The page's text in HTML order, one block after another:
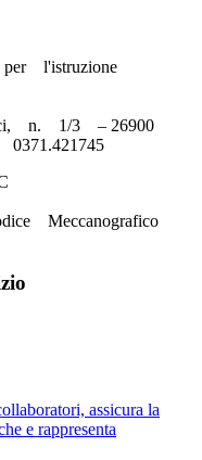
l'istruzione
n. 1/3 – 26900
Meccanografico
assicura la
e rappresenta